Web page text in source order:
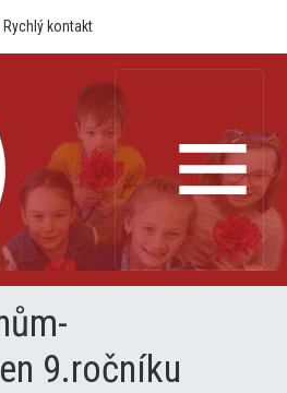
Rychlý kontakt
9.ročníku